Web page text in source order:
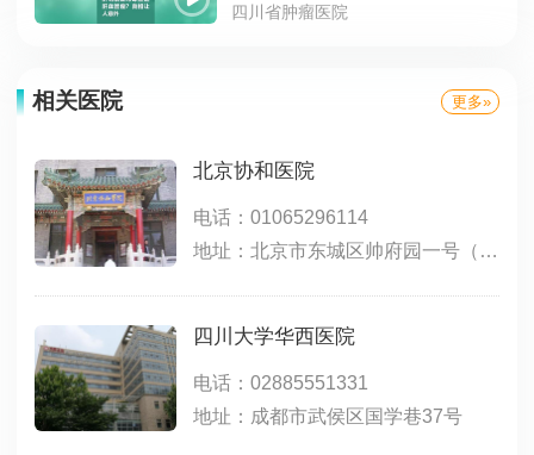
四川省肿瘤医院
相关医院 更多»
北京协和医院
电话：01065296114
地址：北京市东城区帅府园一号（东院）；北京市西城区大木仓胡同41号（西院）
四川大学华西医院
电话：02885551331
地址：成都市武侯区国学巷37号